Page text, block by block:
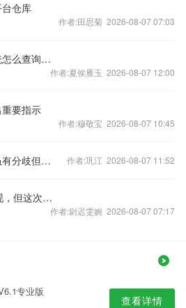
仓库
作者:田思菊 2026-08-07 07:03
湖北志愿填报智能参考系统怎么查询招生计划？
作者:夏侯雁玉 2026-08-07 12:00
要指示
作者:穆敬宝 2026-08-07 10:45
普京：独联体成员国之间虽有分歧但仍将合作 作者:巩江 2026-08-07 11:52
30年前的危险时刻再次出现，但这次美联储别无选择
作者:尉迟雯婉 2026-08-07 07:17
专业版
查看详情